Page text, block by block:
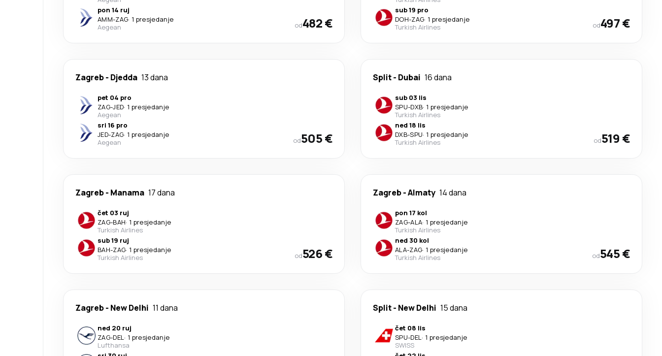
pon 14 ruj
AMM-ZAG· 1 presjedanje
Aegean
od482 €
sub 19 pro
DOH-ZAG· 1 presjedanje
Turkish Airlines
od497 €
Zagreb- Djedda 13 dana
pet 04 pro
ZAG-JED· 1 presjedanje
Aegean
sri 16 pro
JED-ZAG· 1 presjedanje
Aegean
od505 €
Split- Dubai 16 dana
sub 03 lis
SPU-DXB· 1 presjedanje
Turkish Airlines
ned 18 lis
DXB-SPU· 1 presjedanje
Turkish Airlines
od519 €
Zagreb- Manama 17 dana
čet 03 ruj
ZAG-BAH· 1 presjedanje
Turkish Airlines
sub 19 ruj
BAH-ZAG· 1 presjedanje
Turkish Airlines
od526 €
Zagreb-Almaty 14 dana
pon 17 kol
ZAG-ALA· 1 presjedanje
Turkish Airlines
ned 30 kol
ALA-ZAG· 1 presjedanje
Turkish Airlines
od545 €
Zagreb- New Delhi 11 dana
ned 20 ruj
ZAG-DEL· 1 presjedanje
Lufthansa
Split- New Delhi 15 dana
čet 08 lis
SPU-DEL· 1 presjedanje
SWISS